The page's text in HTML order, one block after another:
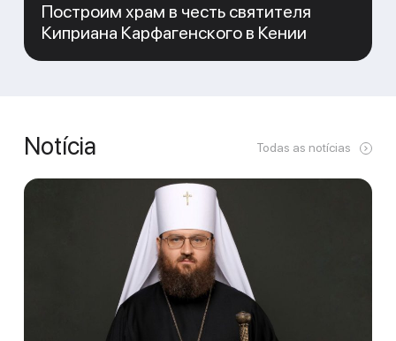
Построим храм в честь святителя
Киприана Карфагенского в Кении
Notícia Todas as notícias